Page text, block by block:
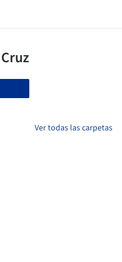
Ver todas las carpetas